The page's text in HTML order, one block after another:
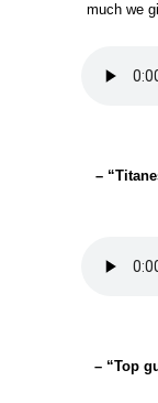
much we
–
– “Top